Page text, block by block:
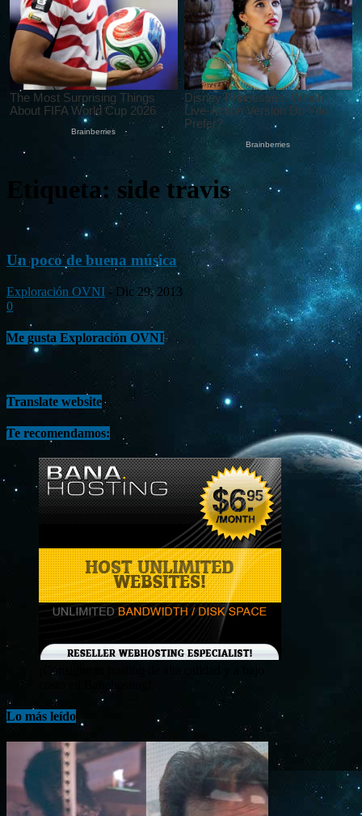
Etiqueta: side travis
Un poco de buena música
Exploración OVNI - Dic 29, 2013
0
Me gusta Exploración OVNI
Translate website
Te recomendamos:
¡Consigue tu hosting de alta calidad y a bajo
Lo más leído